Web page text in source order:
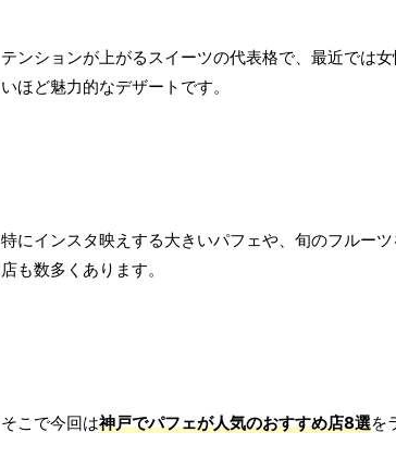
テンションが上がるスイーツの代表格で、最近では
いほど魅力的なデザートです。
特にインスタ映えする大きいパフェや、旬のフルー
店も数多くあります。
そこで今回は神戸でパフェが人気のおすすめ店8選を